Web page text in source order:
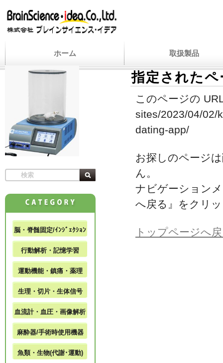
ホーム 取扱製品
指定された
このページの
sites/2023/04/02/
dating-app/
お探しのページ
ん。
ナビゲーション
へ戻る』をクリ
トップページへ
脳・脊髄固定/ｲﾝｼﾞｪｸｼｮﾝ
行動解析・記憶学習
運動機能・鎮痛・薬理
生理・切片・生体信号
血流計・血圧・画像解析
麻酔器/手術時使用機器
魚類・生物(代謝･運動)